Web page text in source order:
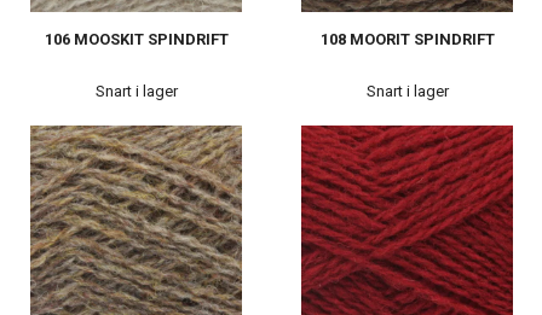
106 MOOSKIT SPINDRIFT
Snart i lager
108 MOORIT SPINDRIFT
Snart i lager